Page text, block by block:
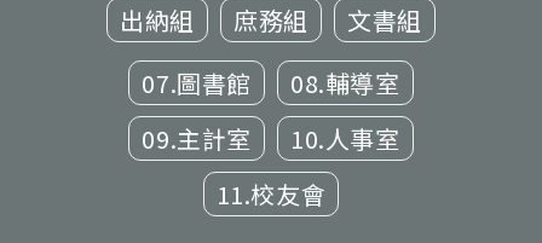
出納組
庶務組
文書組
07.圖書館
08.輔導室
09.主計室
10.人事室
11.校友會